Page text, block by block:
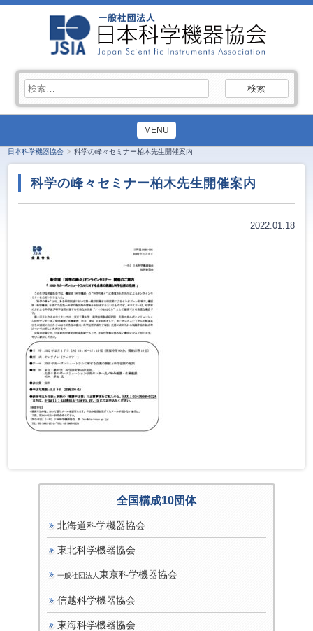
索:
MENU
日本科学機器協会 科学の峰々セミナー柏木先生開催案内
科学の峰々セミナー柏木先生開催案内
2022.01.18
全国構成10団体
北海道科学機器協会
東北科学機器協会
一般社団法人 東京科学機器協会
信越科学機器協会
東海科学機器協会